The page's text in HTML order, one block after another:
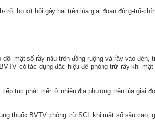
trổ; bọ xít hôi gây hại trên lúa giai đoạn đòng-trổ-
mật số rầy nâu trên đồng ruộng và rầy vào đèn,
có tác dụng đặc hiệu để phòng trừ rầykhi mật
tiếp tục phát triển ở nhiều địa phương trên lúa giai
thuốc BVTV phòng trừ SCL khi mật số sâu cao,